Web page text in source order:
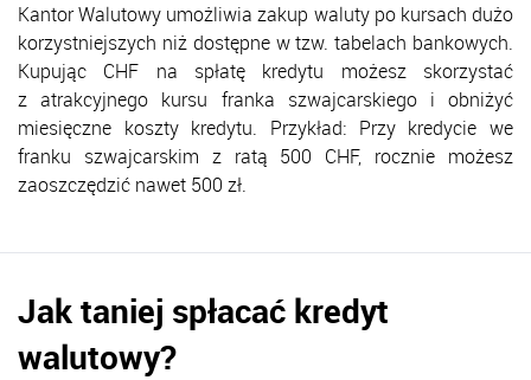
Kantor Walutowy umożliwia zakup waluty po kursach dużo
korzystniejszych niż dostępne w tzw. tabelach bankowych.
Kupując CHF na spłatę kredytu możesz skorzystać
z atrakcyjnego kursu franka szwajcarskiego i obniżyć
miesięczne koszty kredytu. Przykład: Przy kredycie we
franku szwajcarskim z ratą 500 CHF, rocznie możesz
zaoszczędzić nawet 500 zł.
Jak taniej spłacać kredyt
walutowy?